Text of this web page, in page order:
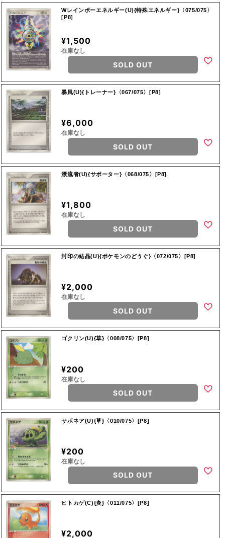
Wレインボーエネルギー(U){特殊エネルギー}〈075/075〉
[P8]
¥1,500
在庫なし
SOLD OUT
暴風(U){トレーナー}〈067/075〉[P8]
¥6,000
在庫なし
SOLD OUT
漂流者(U){サポーター}〈068/075〉[P8]
¥1,800
在庫なし
SOLD OUT
封印の結晶(U){ポケモンのどうぐ}〈072/075〉[P8]
¥2,000
在庫なし
SOLD OUT
ゴクリン(U){草}〈008/075〉[P8]
¥200
在庫なし
SOLD OUT
サボネア(U){草}〈010/075〉[P8]
¥200
在庫なし
SOLD OUT
ヒトカゲ(C){炎}〈011/075〉[P8]
¥2,000